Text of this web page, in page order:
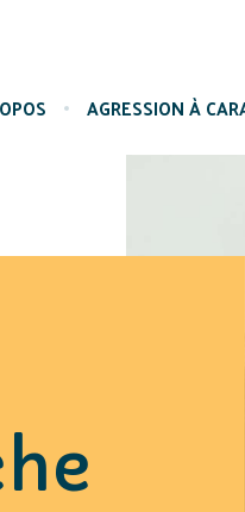
AGRESSION À